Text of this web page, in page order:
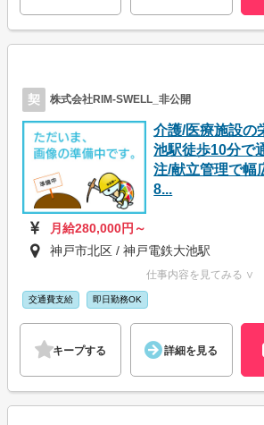
契 株式会社RIM-SWELL_非公開
介護/医療施設の
池駅徒歩10分で
注/献立管理で幅
8...
月給280,000円～
神戸市北区 / 神戸電鉄大池駅
仕事内容を見てみる ∨
交通費支給 即日勤務OK
キープする 詳細を見る